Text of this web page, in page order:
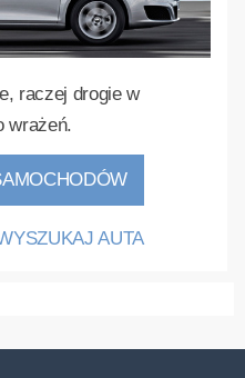
raczej drogie w
wrażeń.
AUTA